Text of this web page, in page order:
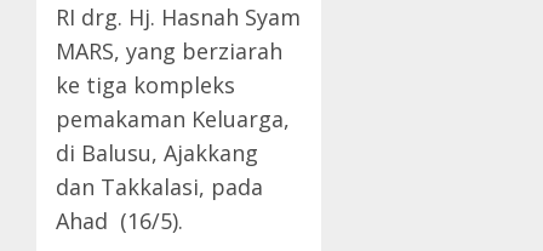
RI drg. Hj. Hasnah Syam
MARS, yang berziarah
ke tiga kompleks
pemakaman Keluarga,
di Balusu, Ajakkang
dan Takkalasi, pada
Ahad (16/5).